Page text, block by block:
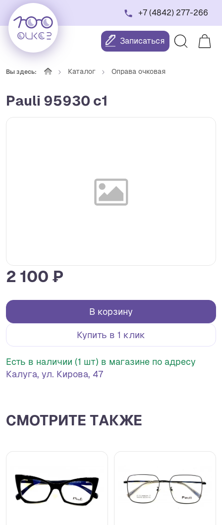
+7 (4842) 277-266
Записаться
Вы здесь: Каталог Оправа очковая
Pauli 95930 с1
2 100 ₽
В корзину
Купить в 1 клик
Есть в наличии (1 шт) в магазине по адресу
Калуга, ул. Кирова, 47
СМОТРИТЕ ТАКЖЕ